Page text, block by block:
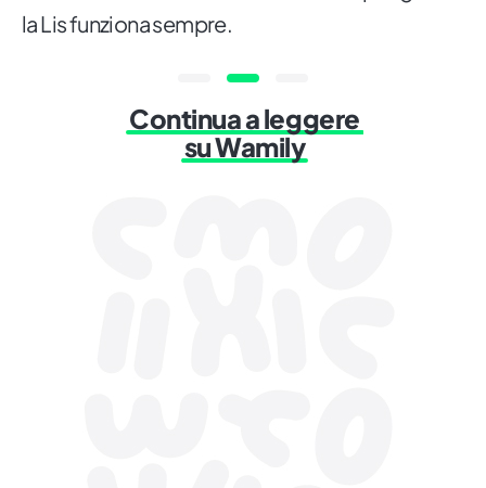
la Lis funziona sempre.
Continua a leggere
su Wamily